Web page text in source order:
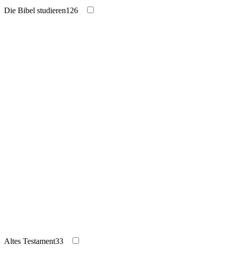
Die Bibel studieren126
Altes Testament33